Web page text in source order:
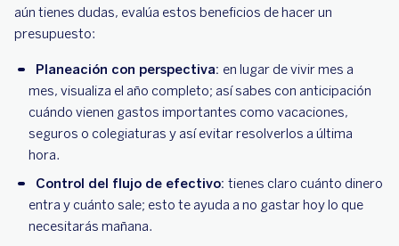
aún tienes dudas, evalúa estos beneficios de hacer un
presupuesto:
Planeación con perspectiva: en lugar de vivir mes a
mes, visualiza el año completo; así sabes con anticipación
cuándo vienen gastos importantes como vacaciones,
seguros o colegiaturas y así evitar resolverlos a última
hora.
Control del flujo de efectivo: tienes claro cuánto dinero
entra y cuánto sale; esto te ayuda a no gastar hoy lo que
necesitarás mañana.